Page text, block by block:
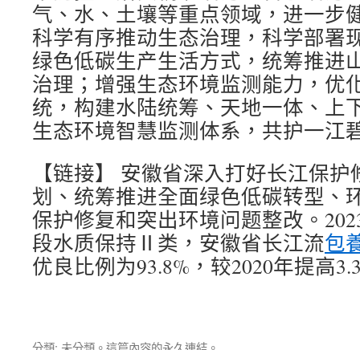
气、水、土壤等重点领域，进一步
科学有序推动生态治理，科学部署
绿色低碳生产生活方式，统筹推进
治理；增强生态环境监测能力，优
统，构建水陆统筹、天地一体、上
生态环境智慧监测体系，共护一江
【链接】 安徽省深入打好长江保
划、统筹推进全面绿色低碳转型、
保护修复和突出环境问题整改。
段水质保持Ⅱ类，安徽省长江流包
优良比例为93.8%，较2020年提高